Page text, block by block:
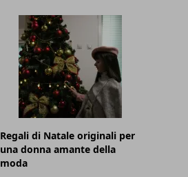
Regali di Natale originali per
una donna amante della
moda